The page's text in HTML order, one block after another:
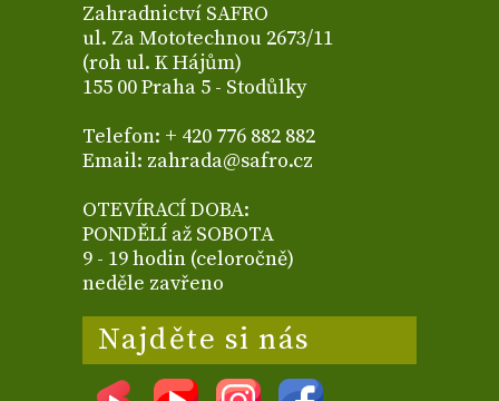
Zahradnictví SAFRO
ul. Za Mototechnou 2673/11
(roh ul. K Hájům)
155 00 Praha 5 - Stodůlky
Telefon: + 420 776 882 882
Email: zahrada@safro.cz
OTEVÍRACÍ DOBA:
PONDĚLÍ až SOBOTA
9 - 19 hodin (celoročně)
neděle zavřeno
Najděte si nás